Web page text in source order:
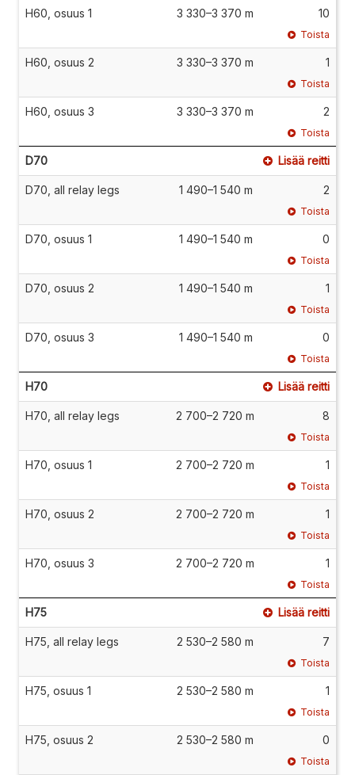
H60, osuus 1 3 330–3 370 m 10
Toista
H60, osuus 2 3 330–3 370 m 1
Toista
H60, osuus 3 3 330–3 370 m 2
Toista
D70 Lisää reitti
D70, all relay legs 1 490–1 540 m 2
Toista
D70, osuus 1 1 490–1 540 m 0
Toista
D70, osuus 2 1 490–1 540 m 1
Toista
D70, osuus 3 1 490–1 540 m 0
Toista
H70 Lisää reitti
H70, all relay legs 2 700–2 720 m 8
Toista
H70, osuus 1 2 700–2 720 m 1
Toista
H70, osuus 2 2 700–2 720 m 1
Toista
H70, osuus 3 2 700–2 720 m 1
Toista
H75 Lisää reitti
H75, all relay legs 2 530–2 580 m 7
Toista
H75, osuus 1 2 530–2 580 m 1
Toista
H75, osuus 2 2 530–2 580 m 0
Toista